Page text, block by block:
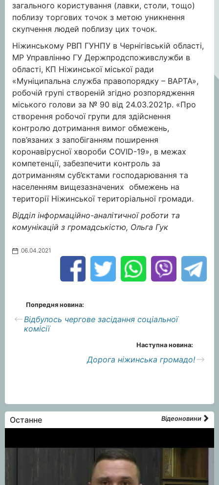
загального користування (лавки, столи, тощо)
поблизу торгових точок з метою уникнення
скупчення людей поблизу цих точок.
Ніжинському РВП ГУНПУ в Чернігівській області,
МР Управлінню ГУ Держпродспоживслужби в
області, КП Ніжинської міської ради
«Муніципальна служба правопорядку – ВАРТА»,
робочій групі створеній згідно розпорядження
міського голови за № 90 від 24.03.2021р. «Про
створення робочої групи для здійснення
контролю дотримання вимог обмежень,
пов’язаних з запобіганням поширення
коронавірусної хвороби СOVID-19», в межах
компетенції, забезпечити контроль за
дотриманням суб’єктами господарювання та
населенням вищезазначених обмежень на
території Ніжинської територіальної громади.
Відділ інформаційно-аналітичної роботи та
комунікацій з громадськістю, Ольга Гук
06.04.2021
Попредня новина:
Відбулось чергове засідання соціальної
комісії
Наступна новина:
Дорога ніжинська громадо!
Останне Відеоновини